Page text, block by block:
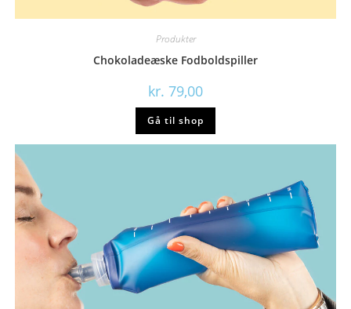
Produkter
Chokoladeæske Fodboldspiller
kr. 79,00
Gå til shop